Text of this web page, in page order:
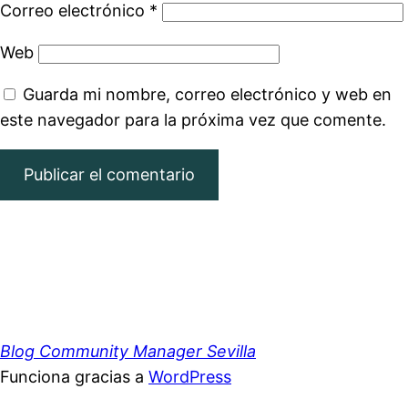
Correo electrónico *
Web
Guarda mi nombre, correo electrónico y web en
este navegador para la próxima vez que comente.
Blog Community Manager Sevilla
Funciona gracias a WordPress